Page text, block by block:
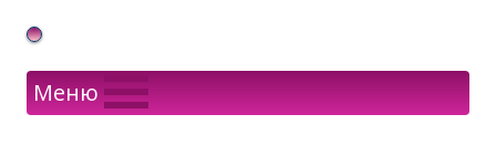
Gif Открытки в подарок
Меню